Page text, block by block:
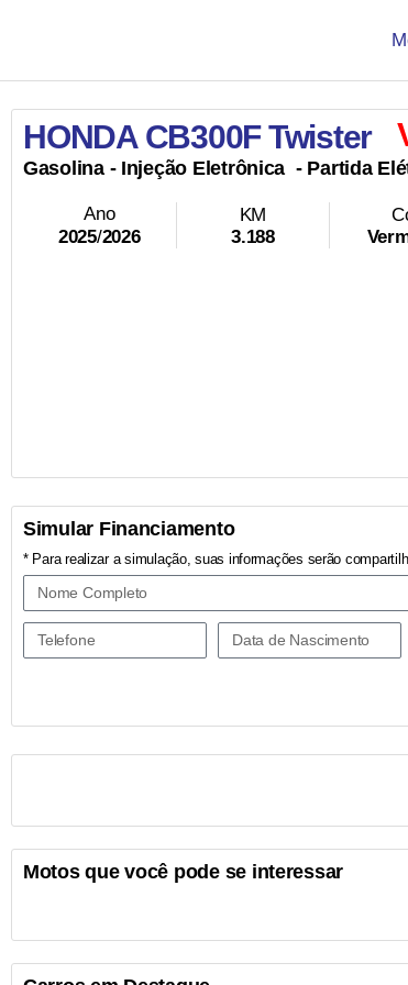
HONDA CB300F Twister
Gasolina- Injeção Eletrônica - Partida
Ano
2025/2026
KM
3.188
Simular Financiamento
* Para realizar a simulação, suas informações serão
Motos que você pode se interessar